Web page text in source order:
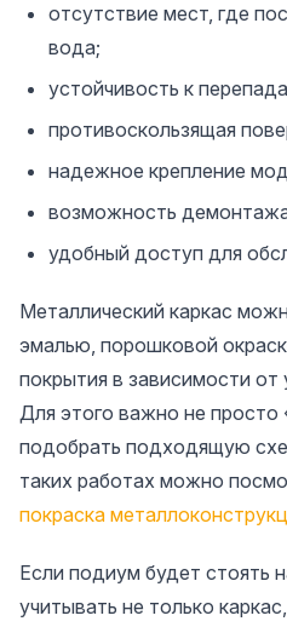
отсутствие мест, где
вода;
устойчивость к
противоскользящая
надежное крепление
возможность
удобный доступ для
Металлический каркас
эмалью, порошковой
покрытия в зависимости от
Для этого важно не просто
подобрать подходящую
таких работах можно
покраска
Если подиум будет стоять
учитывать не только